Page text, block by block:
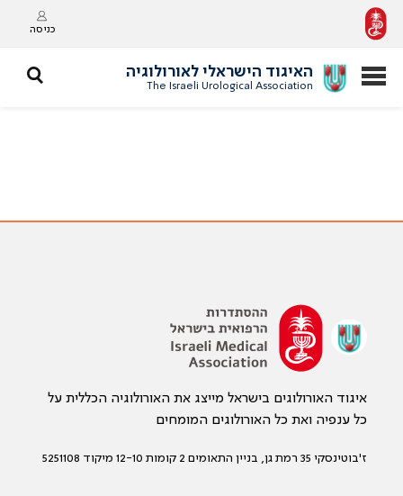
כניסה
האיגוד הישראלי לאורולוגיה
The Israeli Urological Association
איגוד האורולוגים בישראל מייצג את האורולוגיה הכללית על
כל ענפיה ואת כל האורולוגים המומחים
ז'בוטינסקי 35 רמת גן, בניין התאומים 2 קומות 12-10 מיקוד 5251108